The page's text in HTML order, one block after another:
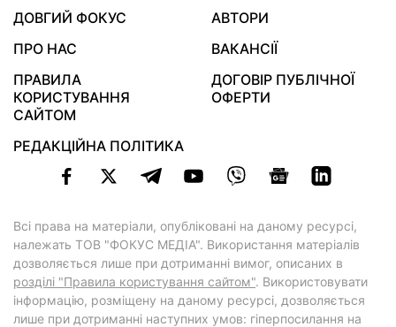
ДОВГИЙ ФОКУС
АВТОРИ
ПРО НАС
ВАКАНСІЇ
ПРАВИЛА
КОРИСТУВАННЯ
САЙТОМ
ДОГОВІР ПУБЛІЧНОЇ
ОФЕРТИ
РЕДАКЦІЙНА ПОЛІТИКА
Всі права на матеріали, опубліковані на даному ресурсі,
належать ТОВ "ФОКУС МЕДІА". Використання матеріалів
дозволяється лише при дотриманні вимог, описаних в
розділі "Правила користування сайтом". Використовувати
інформацію, розміщену на даному ресурсі, дозволяється
лише при дотриманні наступних умов: гіперпосилання на